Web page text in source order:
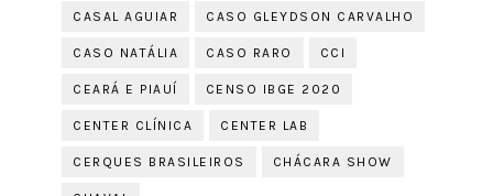
CASAL AGUIAR CASO GLEYDSON CARVALHO
CASO NATÁLIA CASO RARO CCI
CEARÁ E PIAUÍ CENSO IBGE 2020
CENTER CLÍNICA CENTER LAB
CERQUES BRASILEIROS CHÁCARA SHOW